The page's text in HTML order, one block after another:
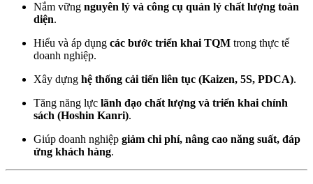
Nắm vững nguyên lý và công cụ quản lý chất lượng toàn
diện.
Hiểu và áp dụng các bước triển khai TQM trong thực tế
doanh nghiệp.
Xây dựng hệ thống cải tiến liên tục (Kaizen, 5S, PDCA).
Tăng năng lực lãnh đạo chất lượng và triển khai chính
sách (Hoshin Kanri).
Giúp doanh nghiệp giảm chi phí, nâng cao năng suất, đáp
ứng khách hàng.